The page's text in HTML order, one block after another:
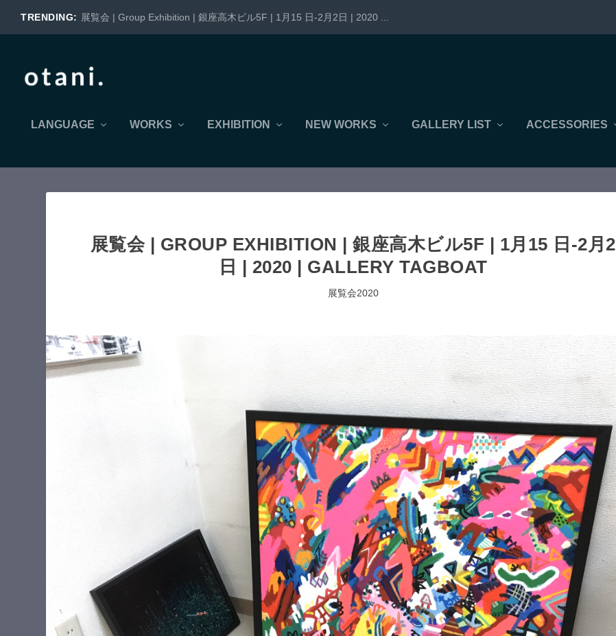
TRENDING: 展覧会 | Group Exhibition | 銀座高木ビル5F | 1月15 日-2月2日 | 2020 ...
LANGUAGE WORKS EXHIBITION NEW WORKS GALLERY LIST ACCESSORIES
展覧会 | GROUP EXHIBITION | 銀座高木ビル5F | 1月15 日-2月2
日 | 2020 | GALLERY TAGBOAT
展覧会2020